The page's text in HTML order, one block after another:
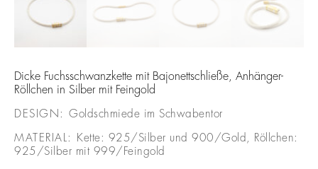
Dicke Fuchsschwanzkette mit Bajonettschließe, Anhänger-
Röllchen in Silber mit Feingold
DESIGN: Goldschmiede im Schwabentor
MATERIAL:
Kette: 925/Silber und 900/Gold, Röllchen:
925/Silber mit 999/Feingold